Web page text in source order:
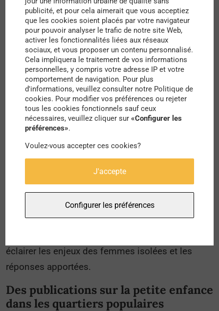
Un article prospectif sur la
parentalité renouvelée dans l’habitat
partagé
Et si la charge mentale de la parentalité pouvait
être partagée avec d’autres parents ? Et si le fait
de cohabiter offrait cette possibilité et d’autres
perspectives pour accompagner cette étape de
vie, que celle d’avoir des enfants ? Cetarticle
pour le blog Demain la Ville explore la question.
Une vidéo sur une initiative
proche de Lyon, pour les mères isolées. Un
reportagede l’AFP qui interroge les femmes
éclairer les enjeux des femmes isolées et les
réponses apportées.
Des publications sur la petite enfance
dans les quartiers populaires
publicité, et pour cela aimerait que vous acceptiez
que les cookies soient placés par votre navigateur
pour pouvoir analyser le trafic de notre site Web,
activer les fonctionnalités liées aux réseaux
sociaux, et vous proposer un contenu personnalisé.
Cela impliquera le traitement de vos informations
personnelles, y compris votre adresse IP et votre
comportement de navigation. Pour plus
d'informations, veuillez consulter notre Politique de
cookies. Pour modifier vos préférences ou rejeter
tous les cookies fonctionnels sauf ceux
nécessaires, veuillez cliquer sur«Configurer les
préférences».
Voulez-vous accepter ces cookies?
J'accepte
Configurer les préférences